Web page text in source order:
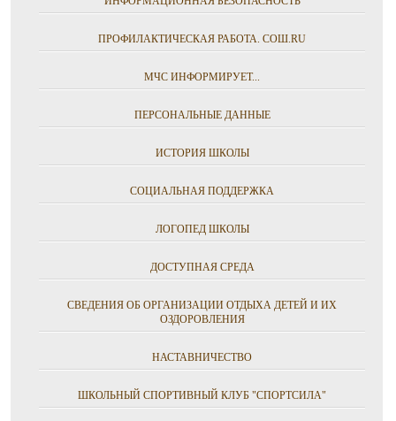
ПРОФИЛАКТИЧЕСКАЯ РАБОТА. СОШ.RU
МЧС ИНФОРМИРУЕТ...
ПЕРСОНАЛЬНЫЕ ДАННЫЕ
ИСТОРИЯ ШКОЛЫ
СОЦИАЛЬНАЯ ПОДДЕРЖКА
ЛОГОПЕД ШКОЛЫ
ДОСТУПНАЯ СРЕДА
СВЕДЕНИЯ ОБ ОРГАНИЗАЦИИ ОТДЫХА ДЕТЕЙ И ИХ
ОЗДОРОВЛЕНИЯ
НАСТАВНИЧЕСТВО
ШКОЛЬНЫЙ СПОРТИВНЫЙ КЛУБ "СПОРТСИЛА"